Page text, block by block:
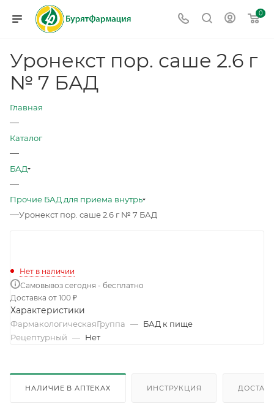
0
Уронекст пор. саше 2.6 г
№ 7 БАД
Главная
—
Каталог
—
БАД
—
Прочие БАД для приема внутрь
—Уронекст пор. саше 2.6 г № 7 БАД
Нет в наличии
Самовывоз сегодня - бесплатно
Доставка от 100 ₽
Характеристики
ФармакологическаяГруппа — БАД к пище
Рецептурный — Нет
НАЛИЧИЕ В АПТЕКАХ ИНСТРУКЦИЯ